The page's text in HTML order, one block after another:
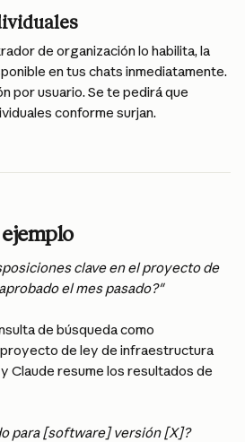
de organización lo habilita, la
en tus chats inmediatamente.
por usuario. Se te pedirá que
conforme surjan.
ejemplo
clave en el proyecto de
el mes pasado?"
de búsqueda como
de ley de infraestructura
Claude resume los resultados de
para [software] versión [X]?